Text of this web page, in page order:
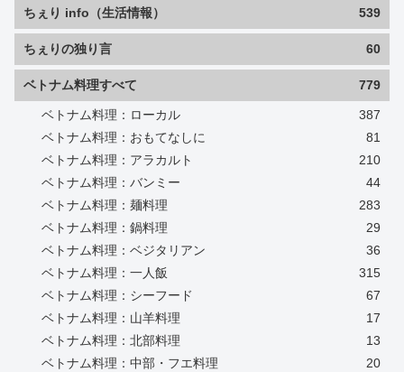
ちぇり info（生活情報） 539
ちぇりの独り言 60
ベトナム料理すべて 779
ベトナム料理：ローカル
387
ベトナム料理：おもてなしに
81
ベトナム料理：アラカルト
210
ベトナム料理：バンミー
44
ベトナム料理：麺料理
283
ベトナム料理：鍋料理
29
ベトナム料理：ベジタリアン
36
ベトナム料理：一人飯
315
ベトナム料理：シーフード
67
ベトナム料理：山羊料理
17
ベトナム料理：北部料理
13
ベトナム料理：中部・フエ料理
20